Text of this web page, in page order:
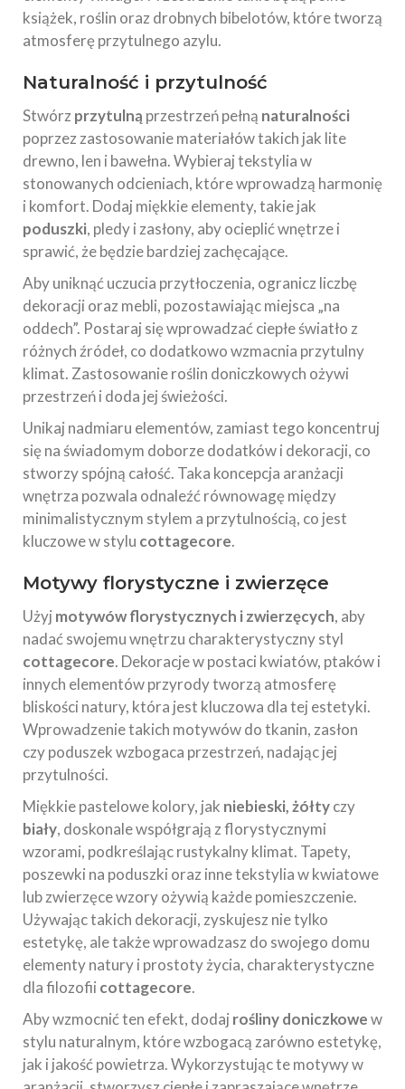
książek, roślin oraz drobnych bibelotów, które tworzą
atmosferę przytulnego azylu.
Naturalność i przytulność
Stwórz przytulną przestrzeń pełną naturalności
poprzez zastosowanie materiałów takich jak lite
drewno, len i bawełna. Wybieraj tekstylia w
stonowanych odcieniach, które wprowadzą harmonię
i komfort. Dodaj miękkie elementy, takie jak
poduszki, pledy i zasłony, aby ocieplić wnętrze i
sprawić, że będzie bardziej zachęcające.
Aby uniknąć uczucia przytłoczenia, ogranicz liczbę
dekoracji oraz mebli, pozostawiając miejsca „na
oddech”. Postaraj się wprowadzać ciepłe światło z
różnych źródeł, co dodatkowo wzmacnia przytulny
klimat. Zastosowanie roślin doniczkowych ożywi
przestrzeń i doda jej świeżości.
Unikaj nadmiaru elementów, zamiast tego koncentruj
się na świadomym doborze dodatków i dekoracji, co
stworzy spójną całość. Taka koncepcja aranżacji
wnętrza pozwala odnaleźć równowagę między
minimalistycznym stylem a przytulnością, co jest
kluczowe w stylu cottagecore.
Motywy florystyczne i zwierzęce
Użyj motywów florystycznych i zwierzęcych, aby
nadać swojemu wnętrzu charakterystyczny styl
cottagecore. Dekoracje w postaci kwiatów, ptaków i
innych elementów przyrody tworzą atmosferę
bliskości natury, która jest kluczowa dla tej estetyki.
Wprowadzenie takich motywów do tkanin, zasłon
czy poduszek wzbogaca przestrzeń, nadając jej
przytulności.
Miękkie pastelowe kolory, jak niebieski, żółtyczy
biały, doskonale współgrają z florystycznymi
wzorami, podkreślając rustykalny klimat. Tapety,
poszewki na poduszki oraz inne tekstylia w kwiatowe
lub zwierzęce wzory ożywią każde pomieszczenie.
Używając takich dekoracji, zyskujesz nie tylko
estetykę, ale także wprowadzasz do swojego domu
elementy natury i prostoty życia, charakterystyczne
dla filozofii cottagecore.
Aby wzmocnić ten efekt, dodaj rośliny doniczkowew
stylu naturalnym, które wzbogacą zarówno estetykę,
jak i jakość powietrza. Wykorzystując te motywy w